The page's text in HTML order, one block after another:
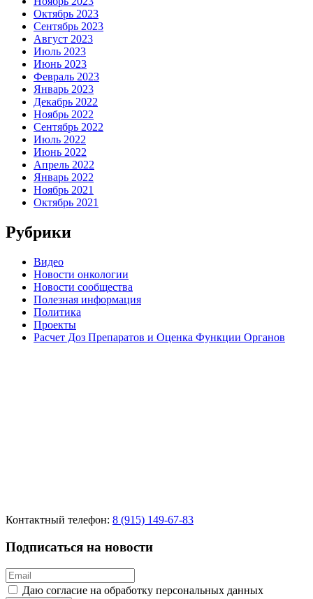
Октябрь 2023
Сентябрь 2023
Август 2023
Июль 2023
Июнь 2023
Февраль 2023
Январь 2023
Декабрь 2022
Ноябрь 2022
Сентябрь 2022
Июль 2022
Июнь 2022
Апрель 2022
Январь 2022
Ноябрь 2021
Октябрь 2021
Рубрики
Видео
Новости онкологии
Новости сообщества
Полезная информация
Политика
Проекты
Расчет Доз Препаратов и Оценка Функции Органов
Контактный телефон: 8 (915) 149-67-83
Подписаться на новости
Даю согласие на обработку персональных данных